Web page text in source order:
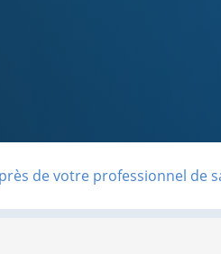
de votre professionnel de